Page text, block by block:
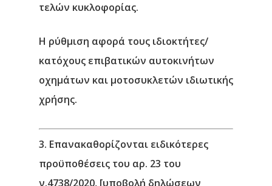
τελών κυκλοφορίας.
Η ρύθμιση αφορά τους ιδιοκτήτες/
κατόχους επιβατικών αυτοκινήτων
οχημάτων και μοτοσυκλετών ιδιωτικής
χρήσης.
3. Επανακαθορίζονται ειδικότερες
προϋποθέσεις του αρ. 23 του
ν.4738/2020, [υποβολή δηλώσεων